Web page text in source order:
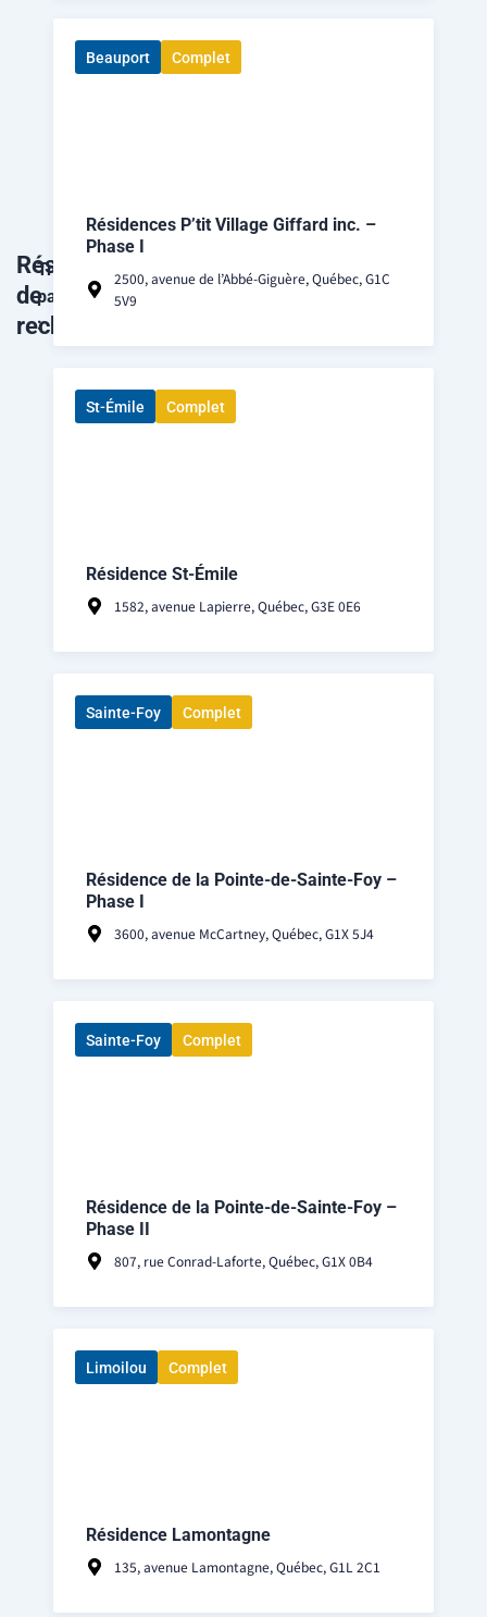
Résultats
de
recherche
Trié
par
:
Beauport Complet
Résidences P’tit Village Giffard inc. –
Phase I
2500, avenue de l’Abbé-Giguère, Québec, G1C
5V9
St-Émile Complet
Résidence St-Émile
1582, avenue Lapierre, Québec, G3E 0E6
Sainte-Foy Complet
Résidence de la Pointe-de-Sainte-Foy –
Phase I
3600, avenue McCartney, Québec, G1X 5J4
Sainte-Foy Complet
Résidence de la Pointe-de-Sainte-Foy –
Phase II
807, rue Conrad-Laforte, Québec, G1X 0B4
Limoilou Complet
Résidence Lamontagne
135, avenue Lamontagne, Québec, G1L 2C1